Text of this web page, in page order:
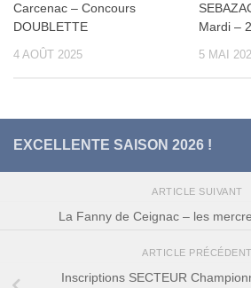
Carcenac – Concours
DOUBLETTE
4 AOÛT 2025
Mardi –
5 MAI
EXCELLENTE SAISON 2026 !
ARTICLE SUIVANT
La Fanny de Ceignac – les
ARTICLE PRÉCÉDENT
Inscriptions SECTEUR